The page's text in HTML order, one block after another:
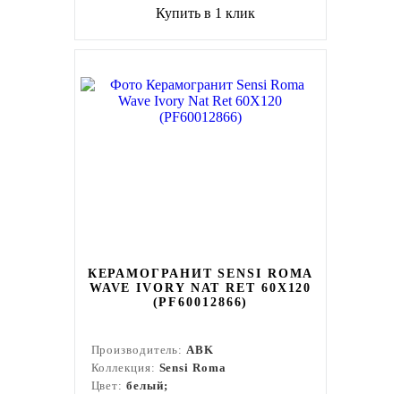
Купить в 1 клик
КЕРАМОГРАНИТ SENSI ROMA
WAVE IVORY NAT RET 60X120
(PF60012866)
Производитель:ABK
Коллекция: Sensi Roma
Цвет: белый;